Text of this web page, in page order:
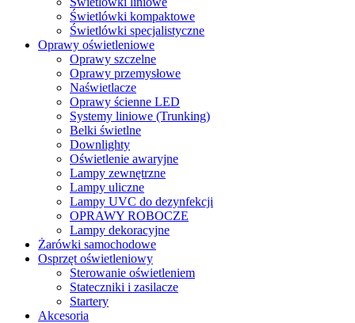
Świetlówki kompaktowe
Świetlówki specjalistyczne
Oprawy oświetleniowe
Oprawy szczelne
Oprawy przemysłowe
Naświetlacze
Oprawy ścienne LED
Systemy liniowe (Trunking)
Belki świetlne
Downlighty
Oświetlenie awaryjne
Lampy zewnętrzne
Lampy uliczne
Lampy UVC do dezynfekcji
OPRAWY ROBOCZE
Lampy dekoracyjne
Żarówki samochodowe
Osprzęt oświetleniowy
Sterowanie oświetleniem
Stateczniki i zasilacze
Startery
Akcesoria